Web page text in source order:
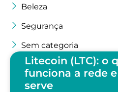
Beleza
Segurança
Sem categoria
Litecoin (LTC): o
funciona a rede
serve